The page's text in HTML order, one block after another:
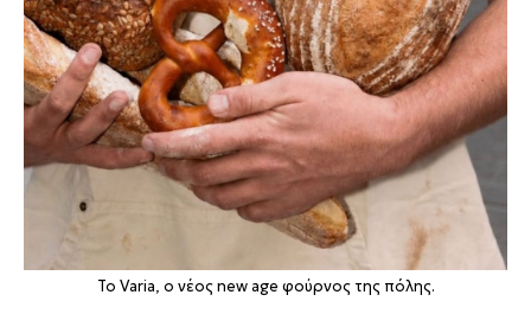
Το Varia, o νέος new age φούρνος της πόλης.